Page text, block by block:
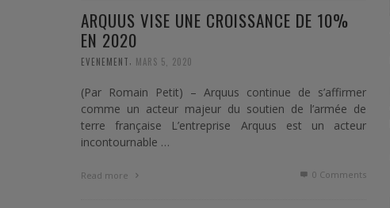
ARMÉES ÉTRANGÈRES
ARQUUS VISE UNE CROISSANCE DE 10%
EN 2020
EVENEMENT, MARS 5, 2020
(Par Romain Petit) – Arquus continue de s’affirmer
comme un acteur majeur du soutien de l’armée de
terre française L’entreprise Arquus est un acteur
incontournable …
Read more 0 Comments